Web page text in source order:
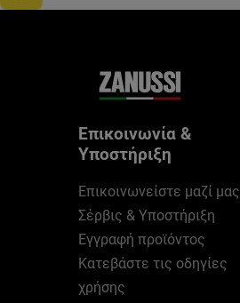
Επικοινωνία &
Υποστήριξη
Επικοινωνείστε μαζί μας
Σέρβις & Υποστήριξη
Εγγραφή προϊόντος
Κατεβάστε τις οδηγίες
χρήσης